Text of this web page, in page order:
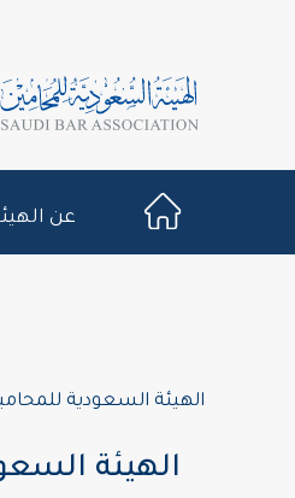
عن
الهيئة السعودية
الهيئة